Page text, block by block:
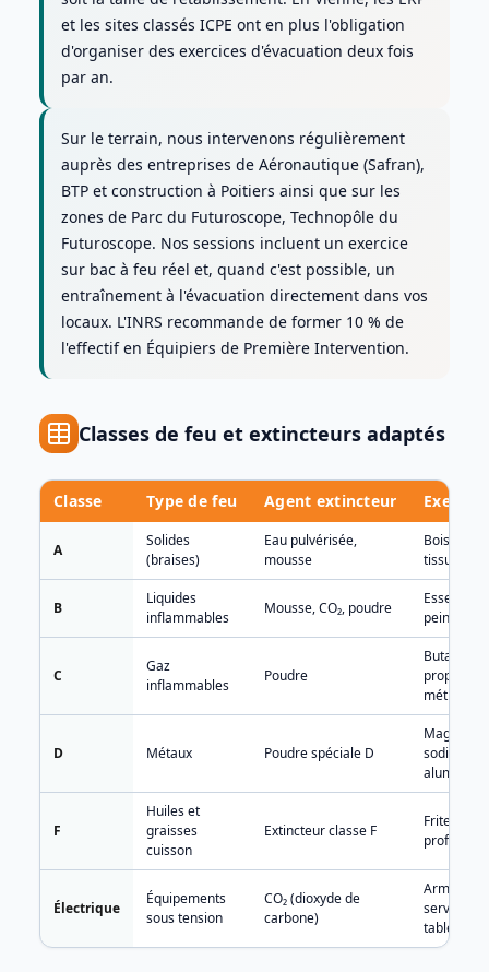
et les sites classés ICPE ont en plus l'obligation
d'organiser des exercices d'évacuation deux fois
par an.
Sur le terrain, nous intervenons régulièrement
auprès des entreprises de Aéronautique (Safran),
BTP et construction à Poitiers ainsi que sur les
zones de Parc du Futuroscope, Technopôle du
Futuroscope. Nos sessions incluent un exercice
sur bac à feu réel et, quand c'est possible, un
entraînement à l'évacuation directement dans vos
locaux. L'INRS recommande de former 10 % de
l'effectif en Équipiers de Première Intervention.
Classes de feu et extincteurs adaptés
de
extincteurs
adaptés
Classe Type de feu Agent extincteur Exemple
A
Solides
(braises)
Eau pulvérisée,
mousse
Bois,
tissu
B
Liquides
inflammables
Mousse, CO₂, poudre
Essence,
peinture
C
Gaz
inflammables
Poudre
Butane,
propane,
méthane
D Métaux Poudre spéciale D
sodium,
aluminium
F
Huiles et
graisses
cuisson
Extincteur classe F
Friteuse
Électrique
Équipements
sous tension
CO₂ (dioxyde de
carbone)
Armoire,
serveur,
tableau